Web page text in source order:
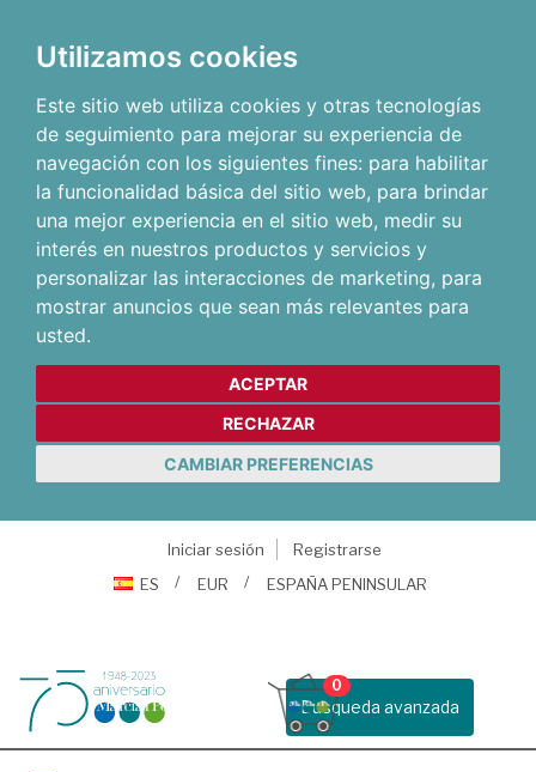
Utilizamos cookies
Este sitio web utiliza cookies y otras tecnologías
de seguimiento para mejorar su experiencia de
navegación con los siguientes fines: para habilitar
la funcionalidad básica del sitio web, para brindar
una mejor experiencia en el sitio web, medir su
interés en nuestros productos y servicios y
personalizar las interacciones de marketing, para
mostrar anuncios que sean más relevantes para
usted.
ACEPTAR
RECHAZAR
CAMBIAR PREFERENCIAS
Iniciar sesión
Registrarse
ES
EUR ESPAÑA PENINSULAR
Busqueda avanzada
0